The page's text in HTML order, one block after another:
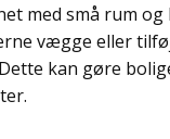
med små rum
vægge eller
kan gøre